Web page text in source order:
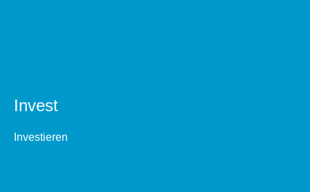
Invest
Investieren